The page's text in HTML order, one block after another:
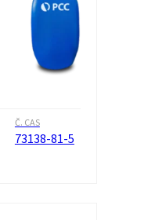
Č. CAS
73138-81-5